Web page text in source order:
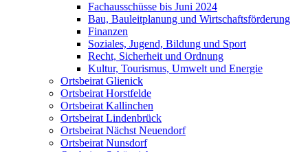
Fachausschüsse bis Juni 2024
Bau, Bauleitplanung und Wirtschaftsförderung
Finanzen
Soziales, Jugend, Bildung und Sport
Recht, Sicherheit und Ordnung
Kultur, Tourismus, Umwelt und Energie
Ortsbeirat Glienick
Ortsbeirat Horstfelde
Ortsbeirat Kallinchen
Ortsbeirat Lindenbrück
Ortsbeirat Nächst Neuendorf
Ortsbeirat Nunsdorf